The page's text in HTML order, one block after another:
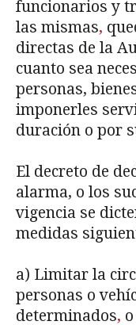
funcionarios y
las mismas,
directas de la
cuanto sea
personas,
imponerles
duración o por
El decreto de
alarma, o los
vigencia se
medidas
a) Limitar la
personas o
determinados,